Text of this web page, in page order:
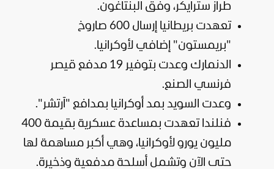
طراز سترايكر، وفق البنتاغون.
تعهدت بريطانيا
إرسال 600 صاروخ
"بريمستون" إضافي لأوكرانيا.
الدنمارك وعدت بتوفير 19 مدفع قيصر
فرنسي الصنع.
وعدت السويد بمد أوكرانيا بمدافع "آرتشر".
فنلندا تعهدت بمساعدة عسكرية بقيمة 400
مليون يورو لأوكرانيا، وهي أكبر مساهمة لها
حتى الآن وتشمل أسلحة مدفعية وذخيرة.